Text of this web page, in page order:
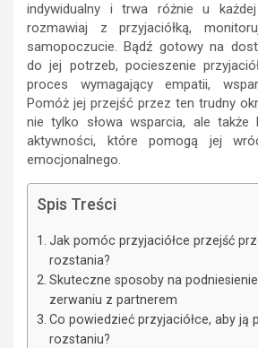
indywidualny i trwa różnie u każdej
rozmawiaj z przyjaciółką,
samopoczucie. Bądź gotowy na
do jej potrzeb, pocieszenie
proces wymagający empatii,
Pomóż jej przejść przez ten trudny
nie tylko słowa wsparcia, ale także
aktywności, które pomogą jej
emocjonalnego.
Spis Treści
Jak pomóc przyjaciółce przejść
rozstania?
Skuteczne sposoby na
zerwaniu z partnerem
Co powiedzieć przyjaciółce, aby ją
rozstaniu?